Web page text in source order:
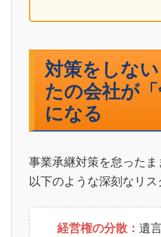
対策をしな
たの会社が
になる
事業承継対策を怠ったま
以下のような深刻なリス
経営権の分散： 遺